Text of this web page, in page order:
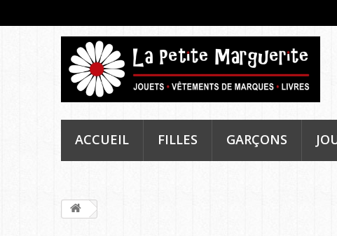
ACCUEIL FILLES GARÇONS